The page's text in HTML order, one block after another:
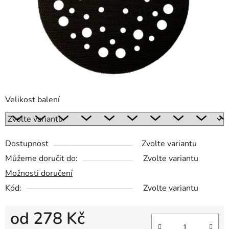
Velikost balení
Dostupnost
Zvolte variantu
Můžeme doručit do:
Zvolte variantu
Možnosti doručení
Kód:
Zvolte variantu
od 278 Kč